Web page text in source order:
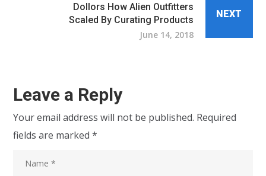
Dollors How Alien Outfitters
Scaled By Curating Products
June 14, 2018
NEXT
Leave a Reply
Your email address will not be published. Required
fields are marked*